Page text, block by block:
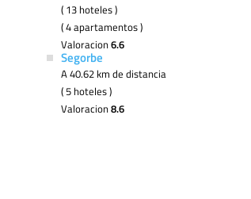
( 13 hoteles )
( 4 apartamentos )
Valoracion6.6
Segorbe
A 40.62 km de distancia
( 5 hoteles )
Valoracion8.6